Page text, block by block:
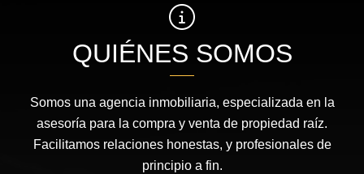
QUIÉNES SOMOS
Somos una agencia inmobiliaria, especializada en la
asesoría para la compra y venta de propiedad raíz.
Facilitamos relaciones honestas, y profesionales de
principio a fin.